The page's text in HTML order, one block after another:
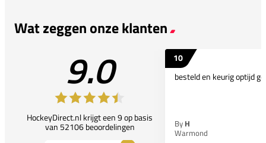
Wat zeggen onze klanten
9.0
HockeyDirect.nl krijgt een 9 op basis
van 52106 beoordelingen
10
besteld en keurig optijd
By H
Warmond